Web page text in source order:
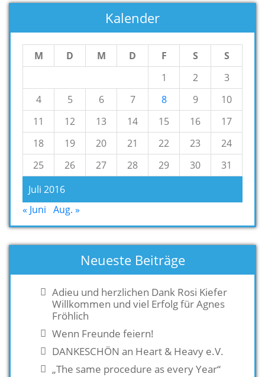
Kalender
Juli 2016
M D M D F S
S
1
2
3
4
5 6 7 8 9
10
11
12 13 14 15 16
17
18
19 20 21 22 23
24
25
26 27 28 29 30 31
« Juni Aug. »
Neueste Beiträge
Adieu und herzlichen Dank Rosi Kiefer
Willkommen und viel Erfolg für Agnes
Fröhlich
Wenn Freunde feiern!
DANKESCHÖN an Heart & Heavy e.V.
„The same procedure as every Year“